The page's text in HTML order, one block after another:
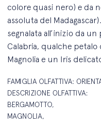
colore quasi nero) e da
assoluta del
segnalata all’inizio da
Calabria, qualche petalo
Magnolia e un Iris
FAMIGLIA OLFATTIVA:
DESCRIZIONE OLFATTIVA:
BERGAMOTTO,
MAGNOLIA,